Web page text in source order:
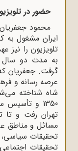
حضور در
ایران مشغول
به مدت دو سال
عرصه رسانه و
شاه شناخته
1350 و
مسائل و مناطق
تحقیقات سیاسی،
تحقیقات